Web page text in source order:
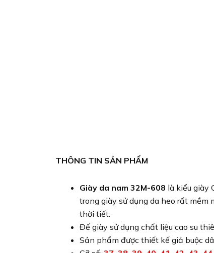
THÔNG TIN SẢN PHẨM
Giày da nam 32M-608 là kiểu giày
trong giày sử dụng da heo rất mềm
thời tiết.
Đế giày sử dụng chất liệu cao su
Sản phẩm được thiết kế giả buộc